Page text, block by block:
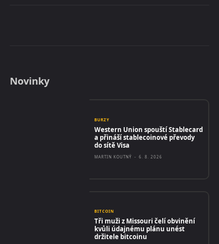
Novinky
BURZY
Western Union spouští Stablecard
a přináší stablecoinové převody
do sítě Visa
MARTIN KOUTNÝ - 6. 8. 2026
BITCOIN
Tři muži z Missouri čelí obvinění
kvůli údajnému plánu unést
držitele bitcoinu